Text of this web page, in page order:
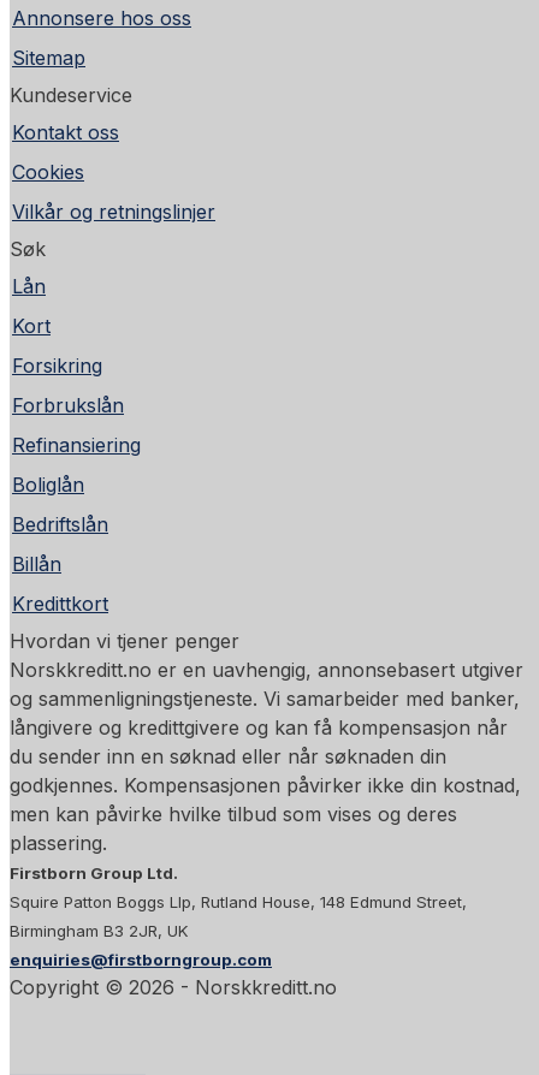
Annonsere hos oss
Sitemap
Kundeservice
Kontakt oss
Cookies
Vilkår og retningslinjer
Søk
Lån
Kort
Forsikring
Forbrukslån
Refinansiering
Boliglån
Bedriftslån
Billån
Kredittkort
Hvordan vi tjener penger
Norskkreditt.no er en uavhengig, annonsebasert utgiver
og sammenligningstjeneste. Vi samarbeider med banker,
långivere og kredittgivere og kan få kompensasjon når
du sender inn en søknad eller når søknaden din
godkjennes. Kompensasjonen påvirker ikke din kostnad,
men kan påvirke hvilke tilbud som vises og deres
plassering.
Firstborn Group Ltd.
Squire Patton Boggs Llp, Rutland House, 148 Edmund Street,
Birmingham B3 2JR, UK
enquiries@firstborngroup.com
Copyright © 2026 - Norskkreditt.no